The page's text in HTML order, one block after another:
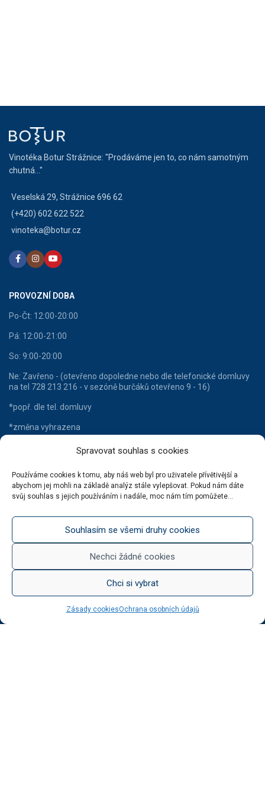
Spravovat souhlas s cookies
Používáme cookies k tomu, aby náš web byl pro uživatele přívětivější a
abychom jej mohli na základě analýz stále vylepšovat. Pokud nám dáte
svůj souhlas s jejich používáním i nadále, moc nám tím pomůžete...
Souhlasím se všemi druhy cookies
Nechci žádné cookies
Chci si vybrat
Zásady cookiesOchrana osobních údajů
Vinotéka Botur Strážnice: "Prodáváme jen to, co nám samotným
chutná..."
Veselská 29, Strážnice 696 62
(+420) 602 622 522
vinoteka@botur.cz
PROVOZNÍ DOBA
Po-Čt: 12:00-20:00
Pá: 12:00-21:00
So: 9:00-20:00
Ne: Zavřeno - (otevřeno dopoledne nebo dle telefonické domluvy
na tel 728 213 216 - v sezóně burčáků otevřeno 9 - 16)
*popř. dle tel. domluvy
*změna vyhrazena
HLAVNÍ KATEGORIE
Lahvové víno
Šumivá vína
Něco na zub
Dárkové balení